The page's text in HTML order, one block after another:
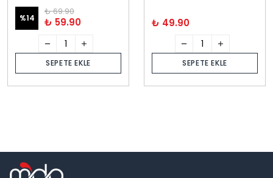
%14
₺ 69.90
₺ 59.90
SEPETE EKLE
₺ 49.90
SEPETE EKLE